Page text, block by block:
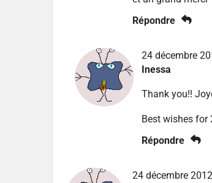
Répondre
24 décembre
Inessa
Thank you!!
Best wishes for
Répondre
24 décembre